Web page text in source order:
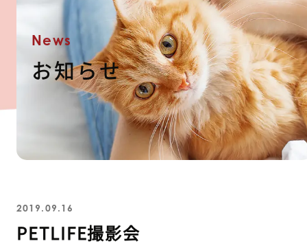
News
お知らせ
2019.09.16
PETLIFE撮影会